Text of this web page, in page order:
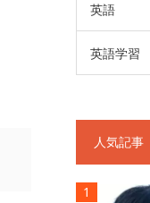
英語
英語学習
人気記事